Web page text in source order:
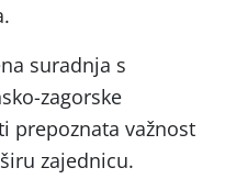
suradnja s
zagorske
prepoznata važnost
zajednicu.